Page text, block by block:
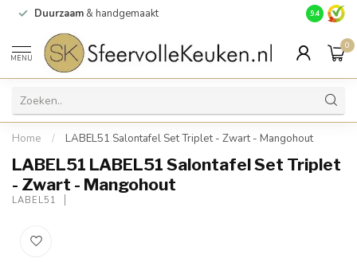
Duurzaam & handgemaakt Gratis
9.4
MENU
0
Home / LABEL51 Salontafel Set Triplet - Zwart - Mangohout
LABEL51 LABEL51 Salontafel Set Triplet
- Zwart - Mangohout
LABEL51